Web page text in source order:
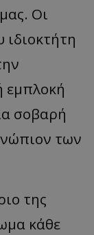
Οι
εμπλοκή
σοβαρή
των
της
κάθε